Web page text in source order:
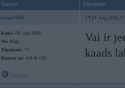
Autors Ziņojums
ainars88 09. Aug 2006,
Kopš: 09. Apr 2006
No: Rīga
Ziņojumi: 77
Braucu ar: e34 & e30
Vai ir
kaads